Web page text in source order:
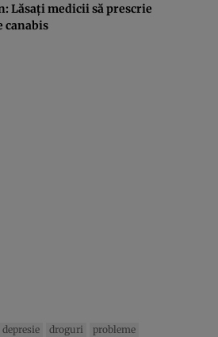
Lăsaţi medicii să prescrie
canabis
depresie droguri
probleme